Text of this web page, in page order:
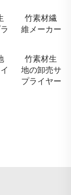
竹素材繊
維メーカー
竹素材生
地の卸売サ
プライヤー